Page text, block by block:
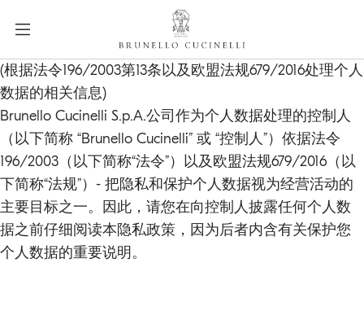
e
s
s
i
i
t
label.skip.main.content
(根据法令196/2003第13条以及欧盟法规679/2016处理个人
数据的相关信息)
Brunello Cucinelli S.p.A.公司作为个人数据处理的控制人
（以下简称 “Brunello Cucinelli” 或 “控制人”）依据法令
196/2003（以下简称“法令”）以及欧盟法规679/2016（以
下简称“法规”）- 把隐私和保护个人数据视为经营活动的
主要目标之一。因此，请您在向控制人披露任何个人数
据之前仔细阅读本隐私政策，因为后者内含有关保护您
个人数据的重要说明。